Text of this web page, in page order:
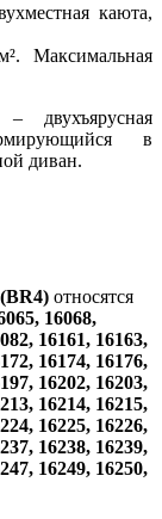
каюта,
Максимальная
двухъярусная
в
диван.
относятся
16068,
16161, 16163,
16174, 16176,
16202, 16203,
16214, 16215,
16225, 16226,
16238, 16239,
16249, 16250,